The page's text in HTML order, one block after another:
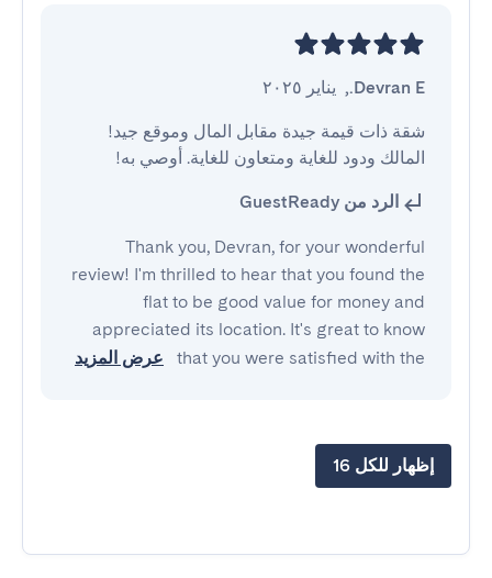
Devran E.
, يناير ٢٠٢٥
المالك ودود للغاية ومتعاون للغاية. أوصي به!
الرد من GuestReady
Thank you, Devran, for your wonderful
review! I'm thrilled to hear that you found the
flat to be good value for money and
appreciated its location. It's great to know
that you were satisfied with the
عرض المزيد
إظهار للكل 16